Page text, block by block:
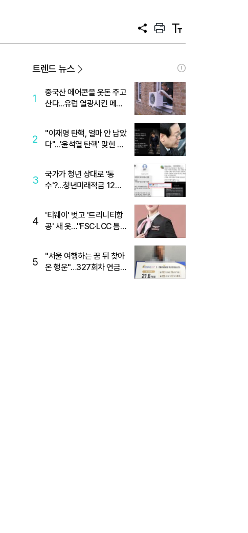
공
프
트
텍
트
트렌드 뉴스
1
중국산 에어콘을 웃돈 주고
산다...유럽 열광시킨 메이
2
"이재명 탄핵, 얼마 안 남았
다"...'윤석열 탄핵' 맞힌 무
3
국가가 청년 상대로 '통
수'?...청년미래적금 12%
4
'티웨이' 벗고 '트리니티항
공' 새 옷…"FSC·LCC 틈
5
"서울 여행하는 꿈 뒤 찾아
온 행운"…327회차 연금